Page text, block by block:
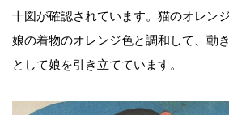
十図が確認されています。猫のオレン
娘の着物のオレンジ色と調和して、動
として娘を引き立てています。